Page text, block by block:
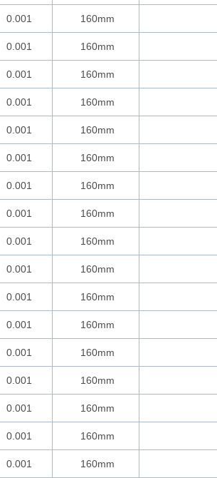
0.001 160mm
0.001 160mm
0.001 160mm
0.001 160mm
0.001 160mm
0.001 160mm
0.001 160mm
0.001 160mm
0.001 160mm
0.001 160mm
0.001 160mm
0.001 160mm
0.001 160mm
0.001 160mm
0.001 160mm
0.001 160mm
0.001 160mm